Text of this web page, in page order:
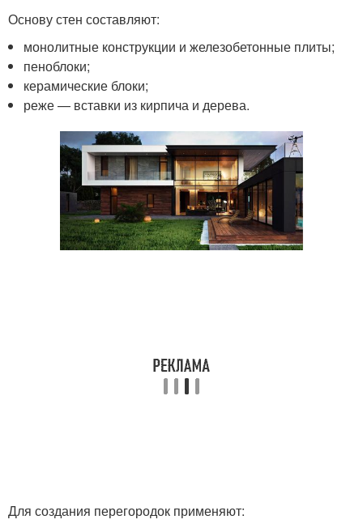
Основу стен составляют:
монолитные конструкции и железобетонные плиты;
пеноблоки;
керамические блоки;
реже — вставки из кирпича и дерева.
Для создания перегородок применяют: